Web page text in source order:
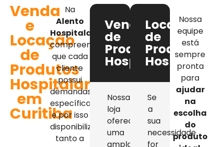
Venda
e
Locação
de
Produtos
Hospitalares
em
Curitiba
Na
Alento
Hospitalar
compreendemos
que cada
cliente
possui
demandas
específicas,
e por isso
disponibilizamos
tanto a
Venda
de
Produtos
Hospitalares
Nossa
loja
oferece
uma
ampla
Locação
de
Produtos
Se
a
sua
necessidade
for
Nossa
equipe
está
sempre
pronta
para
ajudar
na
escolha
do
produto